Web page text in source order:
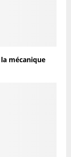
mécanique